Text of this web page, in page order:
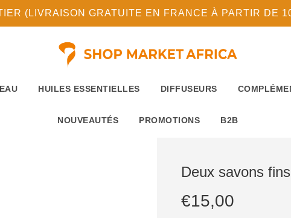
(LIVRAISON GRATUITE EN FRANCE À PARTIR DE
HUILES ESSENTIELLES DIFFUSEURS
NOUVEAUTÉS PROMOTIONS B2B
Deux savons
Prix
Prix
régulier
€15,00